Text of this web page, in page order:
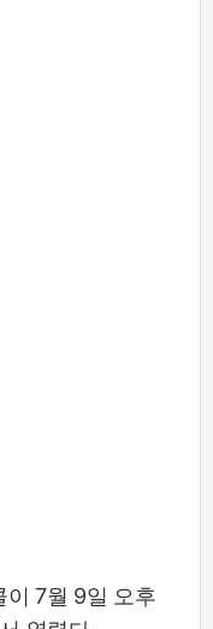
이 7월 9일 오후